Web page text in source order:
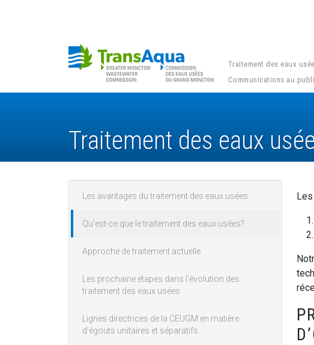
Traitement des eaux
Communications au
Traitement des eaux
Main menu
Les avantages du traitement des eaux usées
Qu’est-ce que le traitement des eaux usées?
Approche de traitement actuelle
Les prochaine étapes dans l’évolution des
traitement des eaux usées
Lignes directrices de la CEUGM en matière
d’égouts unitaires et séparatifs